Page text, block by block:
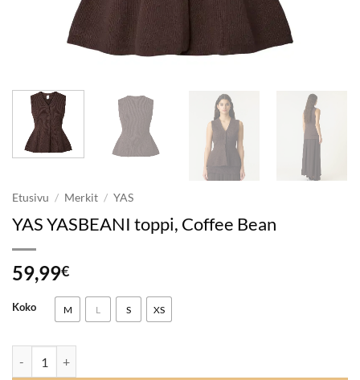
Etusivu / Merkit / YAS
YAS YASBEANI toppi, Coffee Bean
59,99€
Koko M L S XS